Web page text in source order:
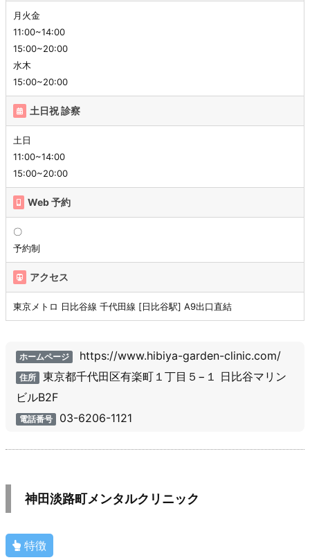
月火金
11:00~14:00
15:00~20:00
水木
15:00~20:00
土日祝 診察
土日
11:00~14:00
15:00~20:00
Web 予約
〇
予約制
アクセス
東京メトロ 日比谷線 千代田線 [日比谷駅] A9出口直結
ホームページ https://www.hibiya-garden-clinic.com/
住所 東京都千代田区有楽町１丁目５−１ 日比谷マリン
ビルB2F
電話番号 03-6206-1121
神田淡路町メンタルクリニック
特徴